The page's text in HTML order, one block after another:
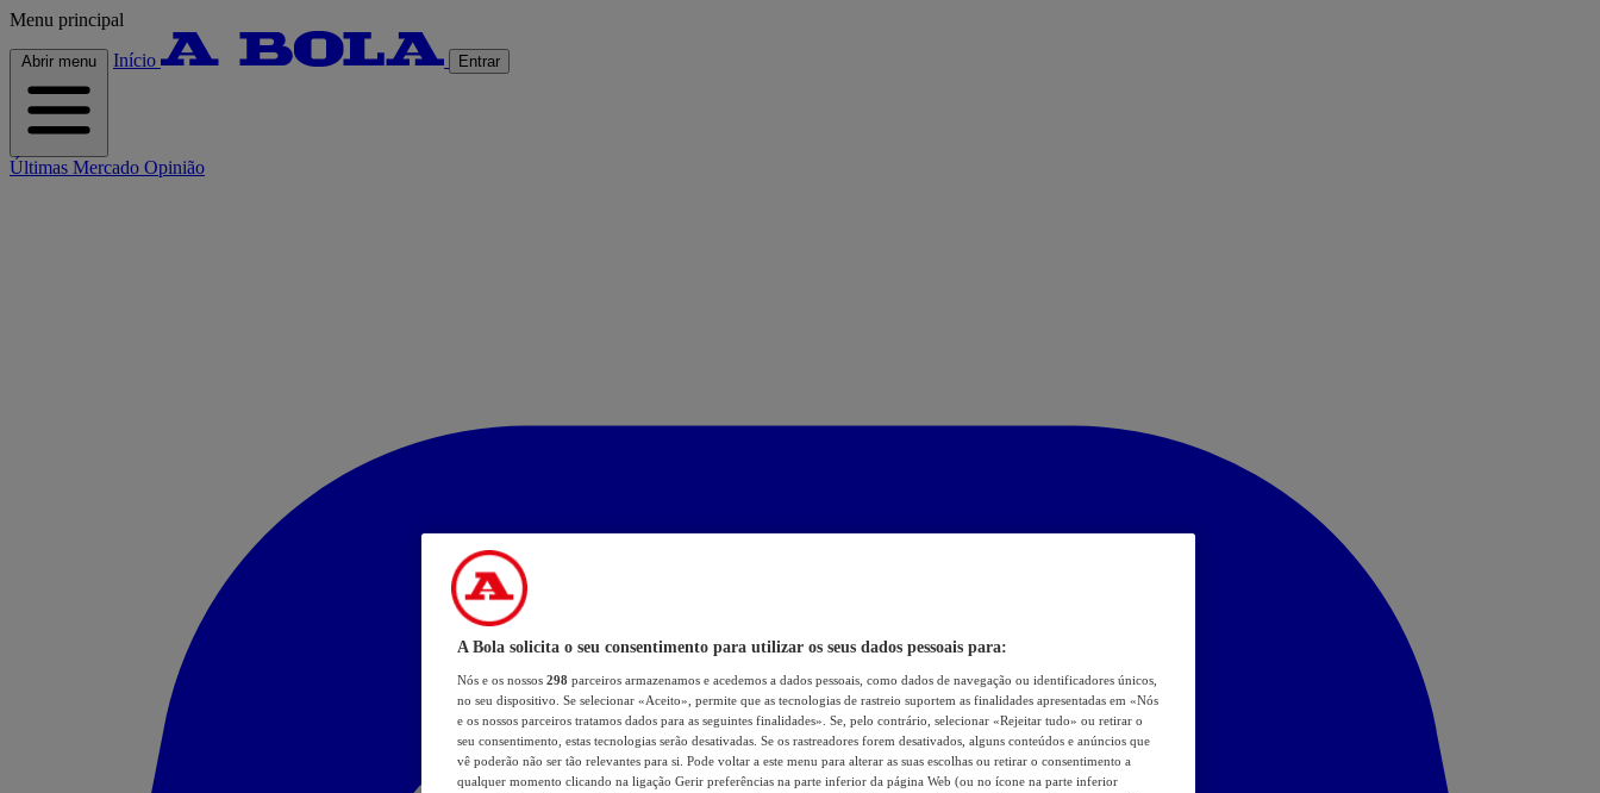
Menu principal
Abrir menu Início Entrar
Últimas Mercado Opinião
A Bola solicita o seu consentimento para utilizar os seus dados pessoais para:
Nós e os nossos 298 parceiros armazenamos e acedemos a dados pessoais, como dados de navegação ou identificadores únicos,
no seu dispositivo. Se selecionar «Aceito», permite que as tecnologias de rastreio suportem as finalidades apresentadas em «Nós
e os nossos parceiros tratamos dados para as seguintes finalidades». Se, pelo contrário, selecionar «Rejeitar tudo» ou retirar o
seu consentimento, estas tecnologias serão desativadas. Se os rastreadores forem desativados, alguns conteúdos e anúncios que
vê poderão não ser tão relevantes para si. Pode voltar a este menu para alterar as suas escolhas ou retirar o consentimento a
qualquer momento clicando na ligação Gerir preferências na parte inferior da página Web (ou no ícone na parte inferior